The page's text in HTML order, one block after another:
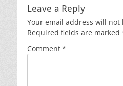
Leave a Reply
Your email address will not
Required fields are marked
Comment *